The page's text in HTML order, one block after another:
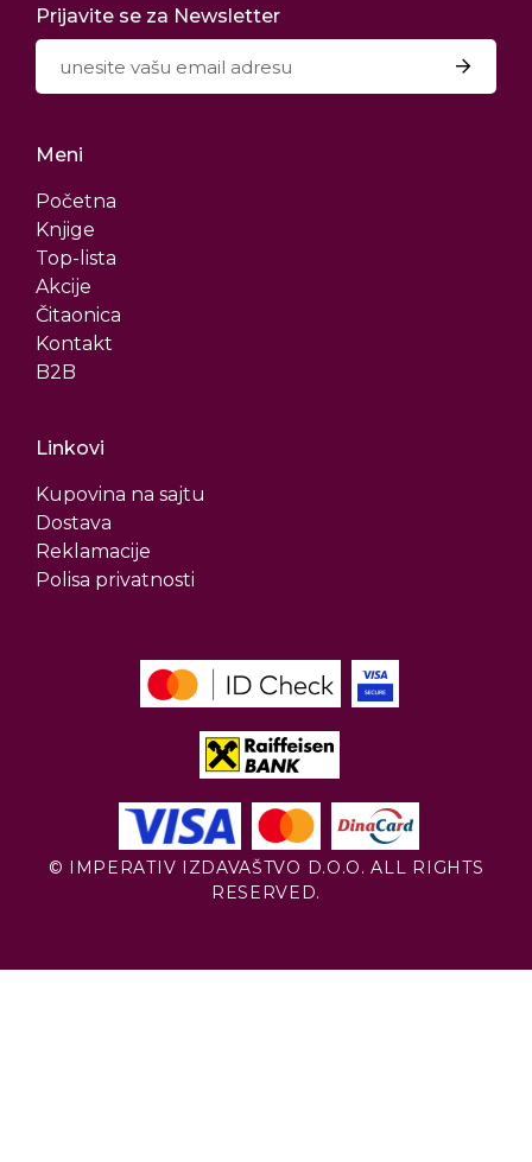
Prijavite se za Newsletter
Meni
Početna
Knjige
Top-lista
Akcije
Čitaonica
Kontakt
B2B
Linkovi
Kupovina na sajtu
Dostava
Reklamacije
Polisa privatnosti
© IMPERATIV IZDAVAŠTVO D.O.O. ALL RIGHTS
RESERVED.